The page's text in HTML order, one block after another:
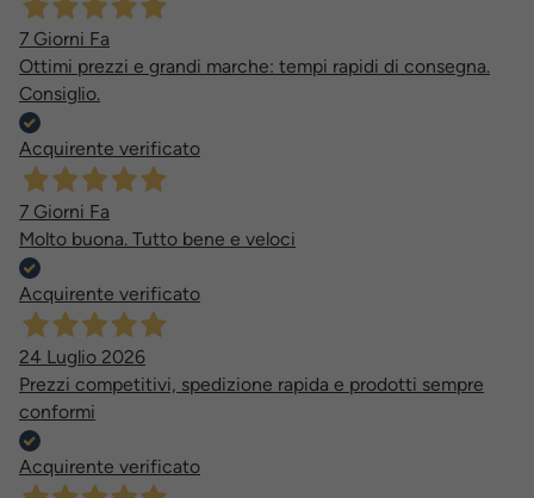
7 Giorni Fa
Ottimi prezzi e grandi marche: tempi rapidi di consegna.
Consiglio.
Acquirente verificato
7 Giorni Fa
Molto buona. Tutto bene e veloci
Acquirente verificato
24 Luglio 2026
Prezzi competitivi, spedizione rapida e prodotti sempre
conformi
Acquirente verificato